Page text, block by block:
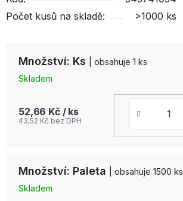
Množství: Ks
| obsahuje 1 ks
Skladem
52,66 Kč / ks
43,52 Kč bez DPH
Množství: Paleta
| obsahuje 1500 ks
Skladem
Počet kusů na skladě:
>1000 ks